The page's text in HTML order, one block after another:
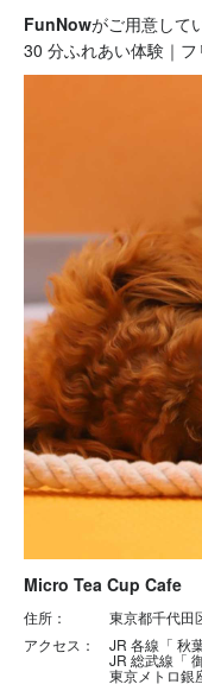
FunNowがご用意して
30 分ふれあい体験｜
Micro Tea Cup Cafe
住所： 東京都千代田区
アクセス： JR 各線「 秋
JR 総武線「 御茶ノ
東京メトロ銀座線「